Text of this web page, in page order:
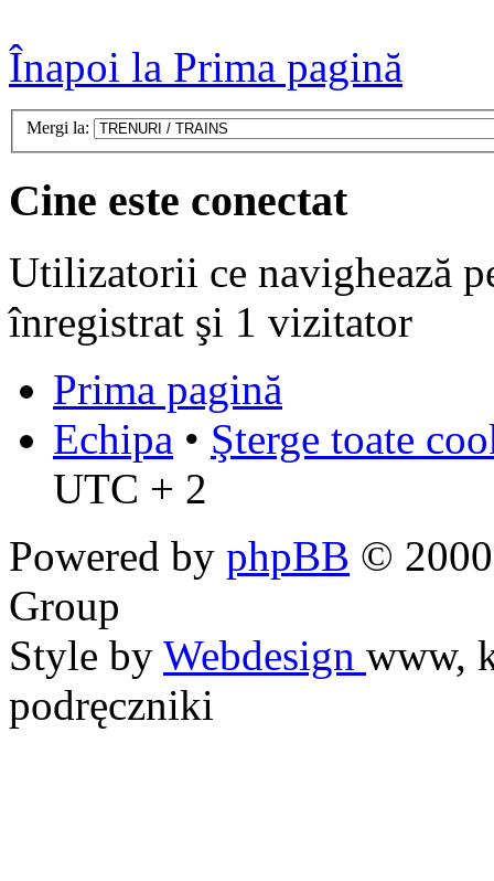
Înapoi la Prima pagină
Mergi la:
Cine este conectat
Utilizatorii ce navighează
înregistrat şi 1 vizitator
Prima pagină
Echipa • Şterge toate
UTC + 2
Powered by phpBB ©
Group
Style by Webdesign www,
podręczniki